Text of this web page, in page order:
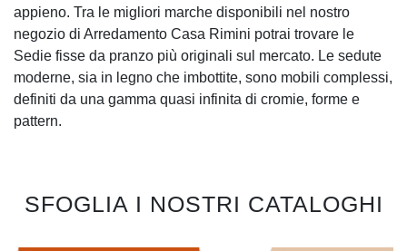
appieno. Tra le migliori marche disponibili nel nostro
negozio di Arredamento Casa Rimini potrai trovare le
Sedie fisse da pranzo più originali sul mercato. Le sedute
moderne, sia in legno che imbottite, sono mobili complessi,
definiti da una gamma quasi infinita di cromie, forme e
pattern.
SFOGLIA I NOSTRI CATALOGHI